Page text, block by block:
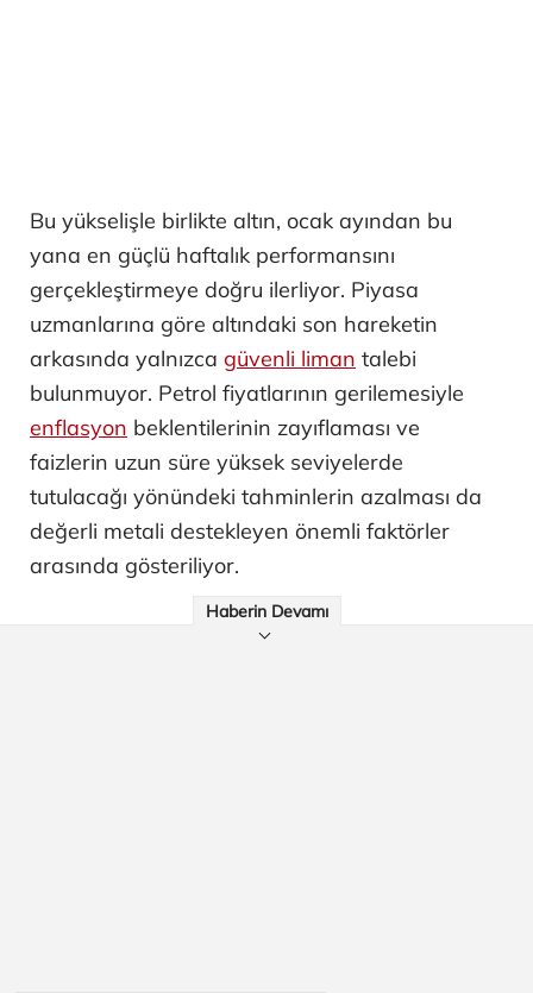
Bu yükselişle birlikte altın, ocak ayından bu
yana en güçlü haftalık performansını
gerçekleştirmeye doğru ilerliyor. Piyasa
uzmanlarına göre altındaki son hareketin
arkasında yalnızca güvenli liman talebi
bulunmuyor. Petrol fiyatlarının gerilemesiyle
enflasyon beklentilerinin zayıflaması ve
faizlerin uzun süre yüksek seviyelerde
tutulacağı yönündeki tahminlerin azalması da
değerli metali destekleyen önemli faktörler
arasında gösteriliyor.
Haberin Devamı